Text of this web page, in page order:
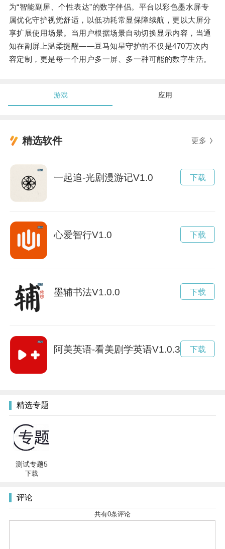
为“智能副屏、个性表达”的数字伴侣。平台以彩色墨水屏专
属优化守护视觉舒适，以低功耗常显保障续航，更以大屏分
享扩展使用场景。当用户根据场景自动切换显示内容，当通
知在副屏上温柔提醒——豆马知星守护的不仅是470万次内
容定制，更是每一个用户多一屏、多一种可能的数字生活。
游戏 应用
精选软件 更多
一起追-光剧漫游记V1.0 下载
心爱智行V1.0 下载
墨辅书法V1.0.0 下载
阿美英语-看美剧学英语V1.0.3 下载
精选专题
测试专题5
下载
评论
共有0条评论